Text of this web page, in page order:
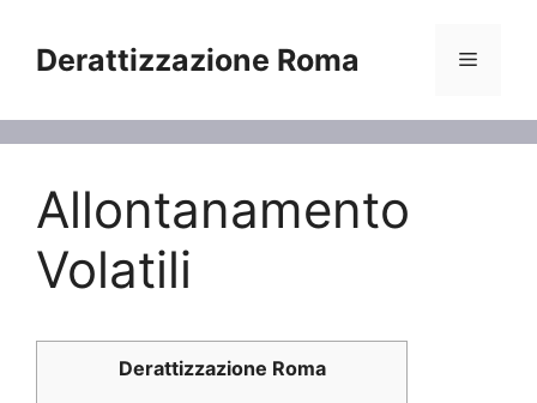
contenuto
Derattizzazione Roma Menu
Allontanamento
Volatili
Derattizzazione Roma